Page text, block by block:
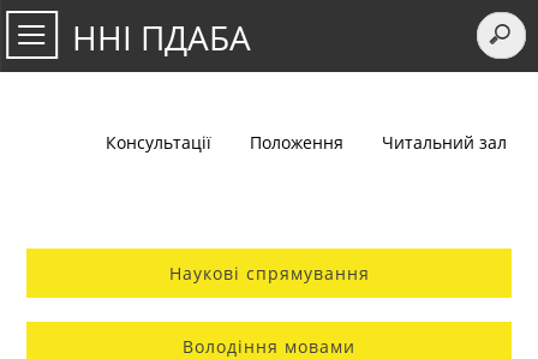
ННІ ПДАБА
Консультації Положення Читальний зал
Наукові спрямування
Володіння мовами